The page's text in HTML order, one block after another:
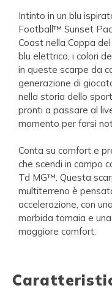
Intinto in un blu
Football™ Sunset
Coast nella Coppa
blu elettrico, i colori
in queste scarpe da
generazione di
nella storia dello
pronti a passare al
momento per farsi
Conta su comfort e
che scendi in campo
Td MG™. Questa
multiterreno è
accelerazione, con
morbida tomaia e
maggiore comfort.